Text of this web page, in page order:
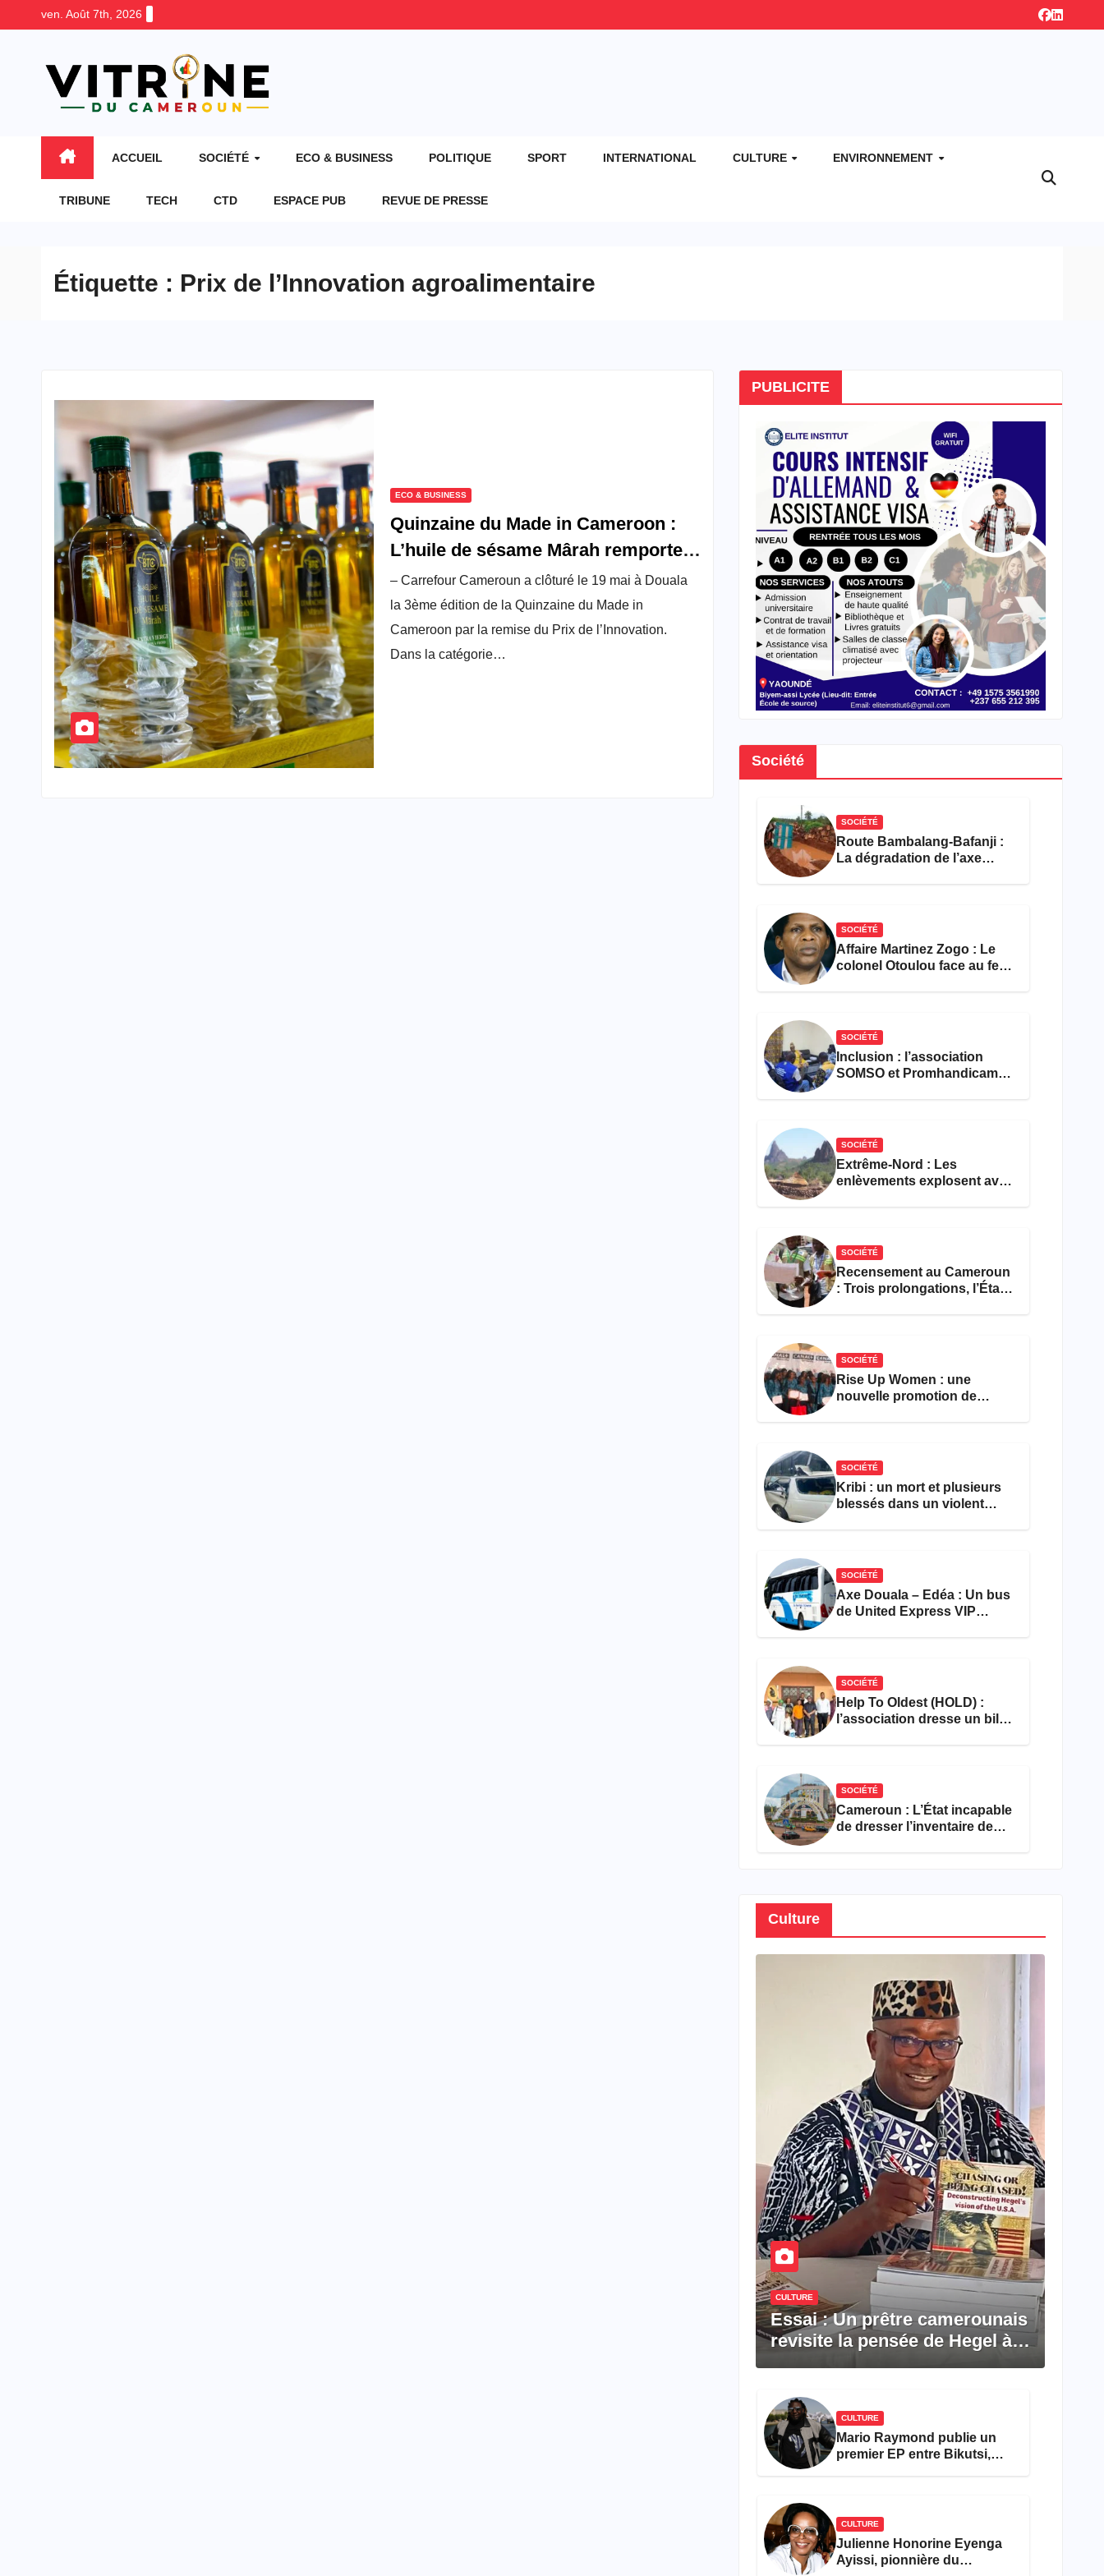
ven. Août 7th, 2026
ACCUEIL SOCIÉTÉ ECO & BUSINESS POLITIQUE SPORT INTERNATIONAL CULTURE ENVIRONNEMENT
TRIBUNE TECH CTD ESPACE PUB REVUE DE PRESSE
Étiquette : Prix de l’Innovation agroalimentaire
ECO & BUSINESS
Quinzaine du Made in Cameroon :
L’huile de sésame Mârah remporte
le Prix de l’Innovation
agroalimentaire
– Carrefour Cameroun a clôturé le 19 mai à Douala
la 3ème édition de la Quinzaine du Made in
Cameroon par la remise du Prix de l’Innovation.
Dans la catégorie…
PUBLICITE
Société
SOCIÉTÉ
Route Bambalang-Bafanji :
La dégradation de l’axe
SOCIÉTÉ
Affaire Martinez Zogo : Le
colonel Otoulou face au feu
SOCIÉTÉ
Inclusion : l’association
SOMSO et Promhandicam
SOCIÉTÉ
Extrême-Nord : Les
enlèvements explosent avec
SOCIÉTÉ
Recensement au Cameroun
: Trois prolongations, l’État
SOCIÉTÉ
Rise Up Women : une
nouvelle promotion de
SOCIÉTÉ
Kribi : un mort et plusieurs
blessés dans un violent
SOCIÉTÉ
Axe Douala – Edéa : Un bus
de United Express VIP
SOCIÉTÉ
Help To Oldest (HOLD) :
l’association dresse un bilan
SOCIÉTÉ
Cameroun : L’État incapable
de dresser l’inventaire de
Culture
CULTURE
Essai : Un prêtre camerounais
revisite la pensée de Hegel à
CULTURE
Mario Raymond publie un
premier EP entre Bikutsi,
CULTURE
Julienne Honorine Eyenga
Ayissi, pionnière du